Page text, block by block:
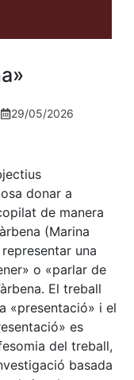
29/05/2026
donar a
de manera
(Marina
una
o «parlar de
El treball
«presentació» i el
es
del treball,
basada